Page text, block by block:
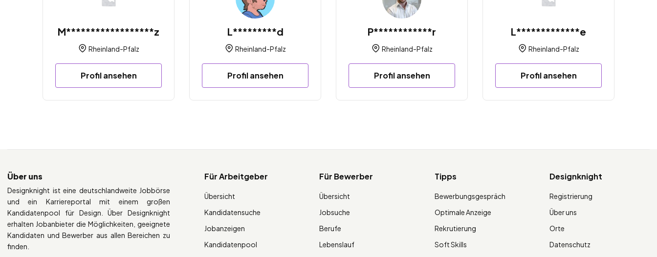
M******************z
Rheinland-Pfalz
Profil ansehen
L*********d
Rheinland-Pfalz
Profil ansehen
P************r
Rheinland-Pfalz
Profil ansehen
L*************e
Rheinland-Pfalz
Profil ansehen
Über uns
Designknight ist eine deutschlandweite Jobbörse
und ein Karriereportal mit einem großen
Kandidatenpool für Design. Über Designknight
erhalten Jobanbieter die Möglichkeiten, geeignete
Kandidaten und Bewerber aus allen Bereichen zu
finden.
Für Arbeitgeber
Übersicht
Kandidatensuche
Jobanzeigen
Kandidatenpool
Für Bewerber
Übersicht
Jobsuche
Berufe
Lebenslauf
Tipps
Bewerbungsgespräch
Optimale Anzeige
Rekrutierung
Soft Skills
Designknight
Registrierung
Über uns
Orte
Datenschutz